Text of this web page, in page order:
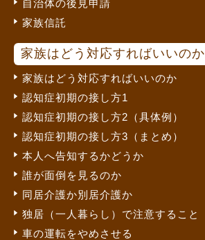
自治体の後見申請
家族信託
家族はどう対応すればいいのか
家族はどう対応すればいいのか
認知症初期の接し方1
認知症初期の接し方2（具体例）
認知症初期の接し方3（まとめ）
本人へ告知するかどうか
誰が面倒を見るのか
同居介護か別居介護か
独居（一人暮らし）で注意すること
車の運転をやめさせる